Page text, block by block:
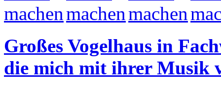
Großes Vogelhaus in
die mich mit ihrer Musik